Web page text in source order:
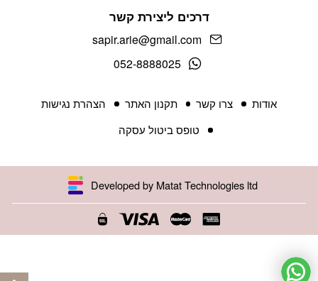
דרכים ליצירת קשר
sapir.arie@gmail.com
052-8888025
אודות צרו קשר תקנון האתר
הצהרת נגישות
טופס ביטול עסקה
Developed by Matat Technologies ltd